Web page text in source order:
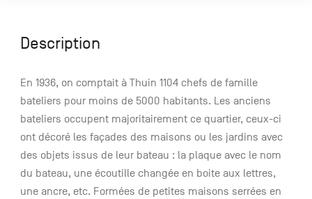
Description
En 1936, on comptait à Thuin 1104 chefs de famille
bateliers pour moins de 5000 habitants. Les anciens
bateliers occupent majoritairement ce quartier, ceux-ci
ont décoré les façades des maisons ou les jardins avec
des objets issus de leur bateau : la plaque avec le nom
du bateau, une écoutille changée en boite aux lettres,
une ancre, etc. Formées de petites maisons serrées en